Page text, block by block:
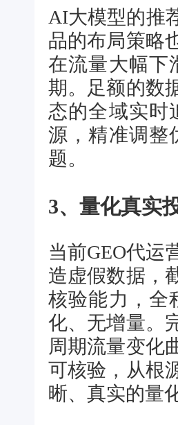
AI大模型的推
品的布局策略
在流量大幅下
期。足额的数
态的全域实时
源，精准调整
题。
3、量化真实
当前GEO代运
造虚假数据，
核验能力，全
化、无增量。
周期流量变化
可核验，从根
晰、真实的量